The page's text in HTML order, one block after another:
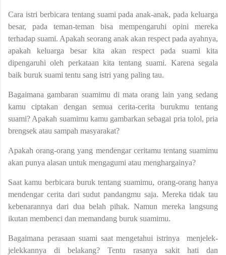
Cara istri berbicara tentang suami pada anak-anak, pada keluarga
besar, pada teman-teman bisa mempengaruhi opini mereka
terhadap suami. Apakah seorang anak akan respect pada ayahnya,
apakah keluarga besar kita akan respect pada suami kita
dipengaruhi oleh perkataan kita tentang suami. Karena segala
baik buruk suami tentu sang istri yang paling tau.
Bagaimana gambaran suamimu di mata orang lain yang sedang
kamu ciptakan dengan semua cerita-cerita burukmu tentang
suami? Apakah suamimu kamu gambarkan sebagai pria tolol, pria
brengsek atau sampah masyarakat?
Apakah orang-orang yang mendengar ceritamu tentang suamimu
akan punya alasan untuk mengagumi atau menghargainya?
Saat kamu berbicara buruk tentang suamimu, orang-orang hanya
mendengar cerita dari sudut pandangmu saja. Mereka tidak tau
kebenarannya dari dua belah pihak. Namun mereka langsung
ikutan membenci dan memandang buruk suamimu.
Bagaimana perasaan suami saat mengetahui istrinya menjelek-
jelekkannya di belakang? Tentu rasanya sakit hati dan